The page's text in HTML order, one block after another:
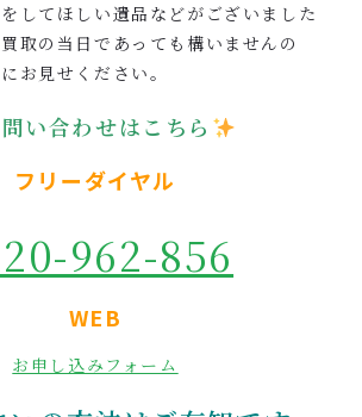
してほしい遺品などがございました
取の当日であっても構いませんの
お見せください。
い合わせはこちら
フリーダイヤル
962-856
WEB
お申し込みフォーム